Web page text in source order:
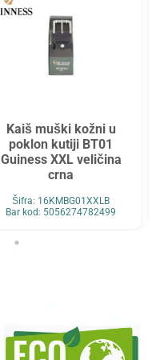
Kaiš muški kožni u
poklon kutiji BT01
Guiness XXL veličina
crna
Šifra: 16KMBG01XXLB
Bar kod: 5056274782499